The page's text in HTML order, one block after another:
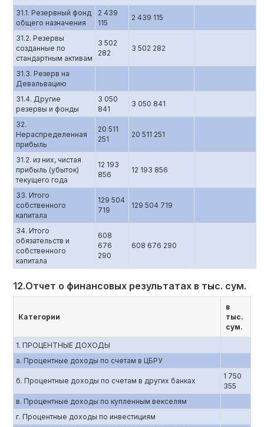
31.1. Резервный фонд
общего назначения
2 439
115
2 439 115
31.2. Резервы
созданные по
стандартным активам
3 502
282
3 502 282
31.3. Резерв на
Девальвацию
31.4. Другие
резервы и фонды
3 050
841
3 050 841
32.
Нераспределенная
прибыль
20 511
251
20 511 251
31.2. из них, чистая
прибыль (убыток)
текущего года
12 193
856
12 193 856
33. Итого
собственного
капитала
129 504
719
129 504 719
34. Итого
обязательств и
собственного
капитала
608
676
290
608 676 290
12.Отчет о финансовых результатах в тыс. сум.
Категории
в
тыс.
сум.
1. ПРОЦЕНТНЫЕ ДОХОДЫ
a. Процентные доходы по счетам в ЦБРУ
б. Процентные доходы по счетам в других банках
1 750
355
в. Процентные доходы по купленным векселям
г. Процентные доходы по инвестициям